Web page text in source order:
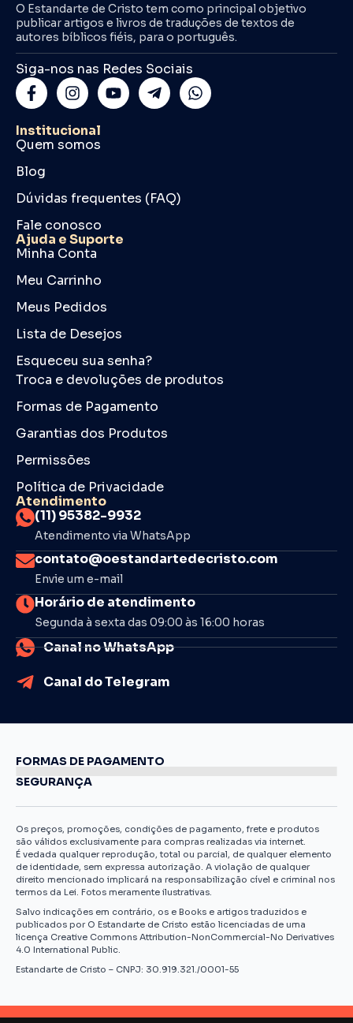
O Estandarte de Cristo tem como principal objetivo
publicar artigos e livros de traduções de textos de
autores bíblicos fiéis, para o português.
Siga-nos nas Redes Sociais
Institucional
Quem somos
Blog
Dúvidas frequentes (FAQ)
Fale conosco
Ajuda e Suporte
Minha Conta
Meu Carrinho
Meus Pedidos
Lista de Desejos
Esqueceu sua senha?
Troca e devoluções de produtos
Formas de Pagamento
Garantias dos Produtos
Permissões
Política de Privacidade
Atendimento
(11) 95382-9932
Atendimento via WhatsApp
contato@oestandartedecristo.com
Envie um e-mail
Horário de atendimento
Segunda à sexta das 09:00 às 16:00 horas
Canal no WhatsApp
Canal do Telegram
FORMAS DE PAGAMENTO
SEGURANÇA
Os preços, promoções, condições de pagamento, frete e produtos
são válidos exclusivamente para compras realizadas via internet.
É vedada qualquer reprodução, total ou parcial, de qualquer elemento
de identidade, sem expressa autorização. A violação de qualquer
direito mencionado implicará na responsabilização cível e criminal nos
termos da Lei. Fotos meramente ilustrativas.
Salvo indicações em contrário, os e Books e artigos traduzidos e
publicados por O Estandarte de Cristo estão licenciadas de uma
licença Creative Commons Attribution-NonCommercial-No Derivatives
4.0 International Public.
Estandarte de Cristo – CNPJ: 30.919.321./0001-55